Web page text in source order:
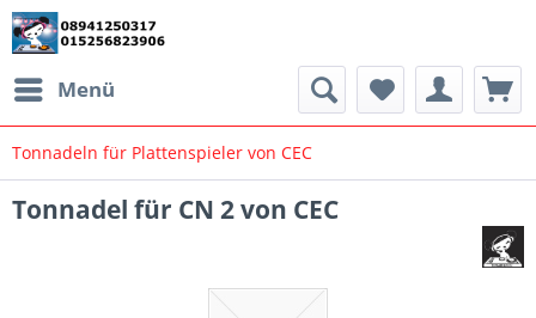
Menü
Tonnadeln für Plattenspieler von CEC
Tonnadel für CN 2 von CEC